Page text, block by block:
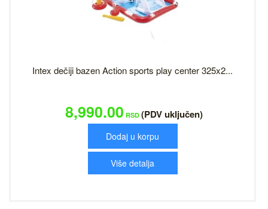
Intex dečiji bazen Action sports play center 325x2...
8,990.00 RSD (PDV uključen)
Dodaj u korpu
Više detalja